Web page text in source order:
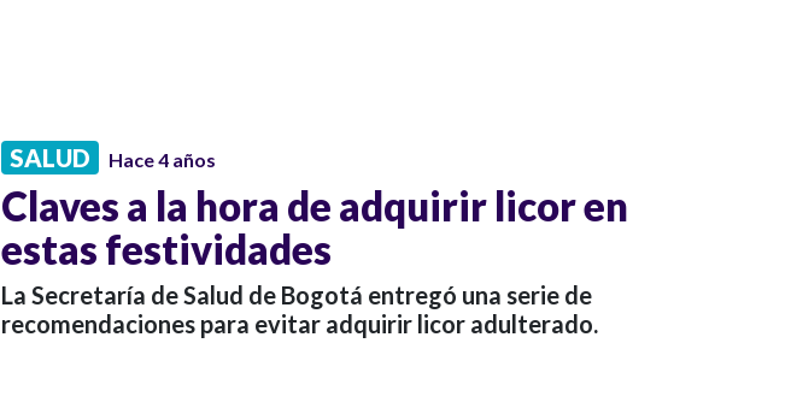
SALUD Hace 4 años
Claves a la hora de adquirir licor en
estas festividades
La Secretaría de Salud de Bogotá entregó una serie de
recomendaciones para evitar adquirir licor adulterado.